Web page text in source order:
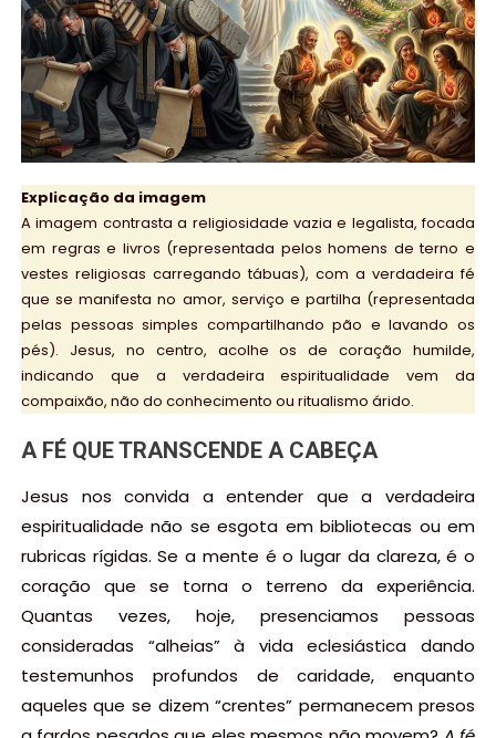
Explicação da imagem
A imagem contrasta a religiosidade vazia e legalista, focada
em regras e livros (representada pelos homens de terno e
vestes religiosas carregando tábuas), com a verdadeira fé
que se manifesta no amor, serviço e partilha (representada
pelas pessoas simples compartilhando pão e lavando os
pés). Jesus, no centro, acolhe os de coração humilde,
indicando que a verdadeira espiritualidade vem da
compaixão, não do conhecimento ou ritualismo árido.
A FÉ QUE TRANSCENDE A CABEÇA
Jesus nos convida a entender que a verdadeira
espiritualidade não se esgota em bibliotecas ou em
rubricas rígidas. Se a mente é o lugar da clareza, é o
coração que se torna o terreno da experiência.
Quantas vezes, hoje, presenciamos pessoas
consideradas “alheias” à vida eclesiástica dando
testemunhos profundos de caridade, enquanto
aqueles que se dizem “crentes” permanecem presos